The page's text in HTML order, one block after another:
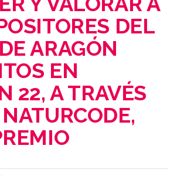
DEL
ARAGÓN
EN
22, A TRAVÉS